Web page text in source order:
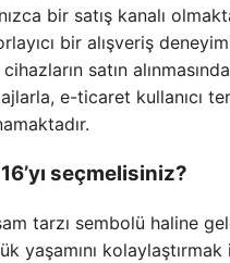
bir satış kanalı
bir alışveriş
satın
e-ticaret kullanıcı
seçmelisiniz?
tarzı sembolü haline
yaşamını kolaylaştırmak